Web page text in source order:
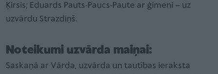
Ķirsis; Eduards Pauts-Paucs-Paute ar ģimeni – uz
uzvārdu Strazdiņš.
Noteikumi uzvārda maiņai:
Saskaņā ar Vārda, uzvārda un tautības ieraksta